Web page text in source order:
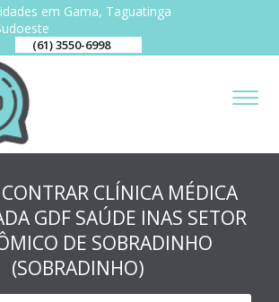
em Gama, Taguatinga
(61) 3550-6998
CLÍNICA MÉDICA
GDF SAÚDE INAS SETOR
DE SOBRADINHO
(SOBRADINHO)